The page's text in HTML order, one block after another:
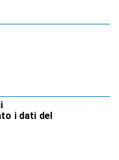
i dati del